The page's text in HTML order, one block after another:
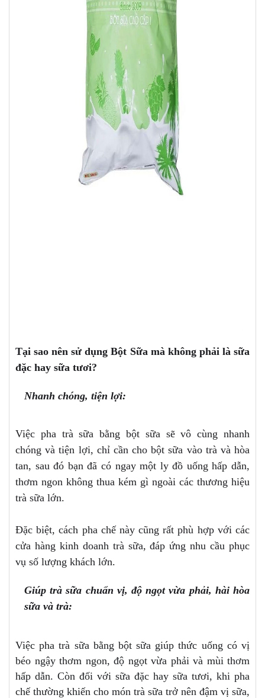
Tại sao nên sử dụng Bột Sữa mà không phải là sữa
đặc hay sữa tươi?
Nhanh chóng, tiện lợi:
Việc pha trà sữa bằng bột sữa sẽ vô cùng nhanh
chóng và tiện lợi, chỉ cần cho bột sữa vào trà và hòa
tan, sau đó bạn đã có ngay một ly đồ uống hấp dẫn,
thơm ngon không thua kém gì ngoài các thương hiệu
trà sữa lớn.
Đặc biệt, cách pha chế này cũng rất phù hợp với các
cửa hàng kinh doanh trà sữa, đáp ứng nhu cầu phục
vụ số lượng khách lớn.
Giúp trà sữa chuẩn vị, độ ngọt vừa phải, hài hòa
sữa và trà:
Việc pha trà sữa bằng bột sữa giúp thức uống có vị
béo ngậy thơm ngon, độ ngọt vừa phải và mùi thơm
hấp dẫn. Còn đối với sữa đặc hay sữa tươi, khi pha
chế thường khiến cho món trà sữa trở nên đậm vị sữa,